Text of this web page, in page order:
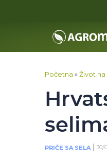
Početna »Život na
PRIČE SA SELA 30/